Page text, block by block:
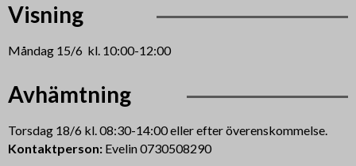
Visning
Måndag 15/6 kl. 10:00-12:00
Avhämtning
Torsdag 18/6 kl. 08:30-14:00 eller efter överenskommelse.
Kontaktperson:Evelin 0730508290